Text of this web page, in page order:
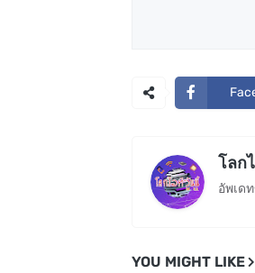
โลก
อัพเด
YOU MIGHT LIKE